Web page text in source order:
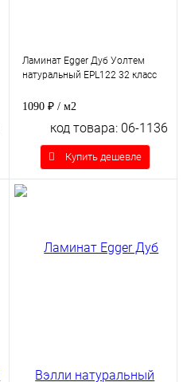
Ламинат Egger Дуб Уолтем
натуральный EPL122 32 класс
1090 ₽ / м2
код товара: 06-1136
Купить дешевле